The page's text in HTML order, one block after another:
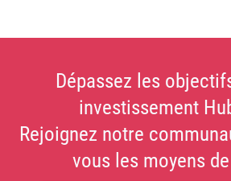
Dépassez les
investissement
Rejoignez notre
vous les moyens